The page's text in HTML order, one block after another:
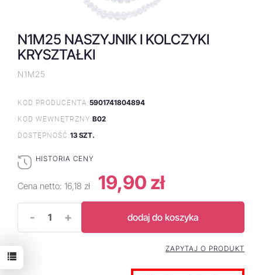
N1M25 NASZYJNIK I KOLCZYKI
KRYSZTAŁKI
N1M25
KOD PRODUCENTA:5901741804894
KOD WEWNĘTRZNY:B02
DOSTĘPNOŚĆ:13 SZT.
HISTORIA CENY
Cena netto: 16,18 zł 19,90 zł
- + dodaj do koszyka
ZAPYTAJ O PRODUKT